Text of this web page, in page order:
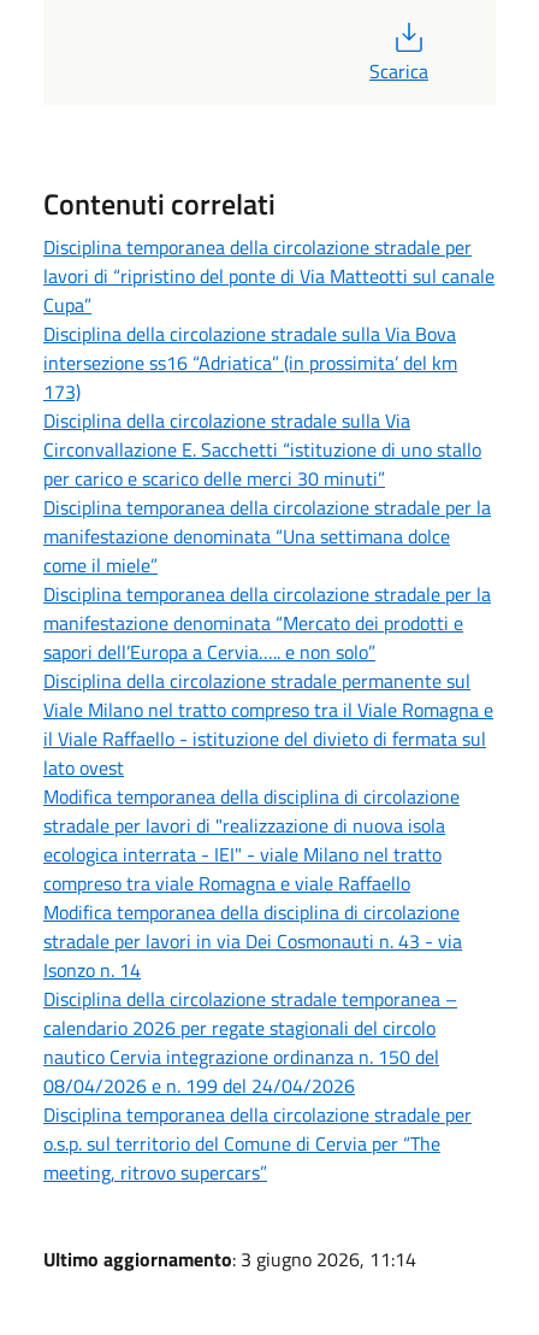
Scarica
Contenuti correlati
Disciplina temporanea della circolazione stradale per
lavori di “ripristino del ponte di Via Matteotti sul canale
Cupa”
Disciplina della circolazione stradale sulla Via Bova
intersezione ss16 “Adriatica” (in prossimita’ del km
173)
Disciplina della circolazione stradale sulla Via
Circonvallazione E. Sacchetti “istituzione di uno stallo
per carico e scarico delle merci 30 minuti”
Disciplina temporanea della circolazione stradale per la
manifestazione denominata “Una settimana dolce
come il miele”
Disciplina temporanea della circolazione stradale per la
manifestazione denominata “Mercato dei prodotti e
sapori dell’Europa a Cervia….. e non solo”
Disciplina della circolazione stradale permanente sul
Viale Milano nel tratto compreso tra il Viale Romagna e
il Viale Raffaello - istituzione del divieto di fermata sul
lato ovest
Modifica temporanea della disciplina di circolazione
stradale per lavori di "realizzazione di nuova isola
ecologica interrata - IEI" - viale Milano nel tratto
compreso tra viale Romagna e viale Raffaello
Modifica temporanea della disciplina di circolazione
stradale per lavori in via Dei Cosmonauti n. 43 - via
Isonzo n. 14
Disciplina della circolazione stradale temporanea –
calendario 2026 per regate stagionali del circolo
nautico Cervia integrazione ordinanza n. 150 del
08/04/2026 e n. 199 del 24/04/2026
Disciplina temporanea della circolazione stradale per
o.s.p. sul territorio del Comune di Cervia per “The
meeting, ritrovo supercars”
Ultimo aggiornamento: 3 giugno 2026, 11:14